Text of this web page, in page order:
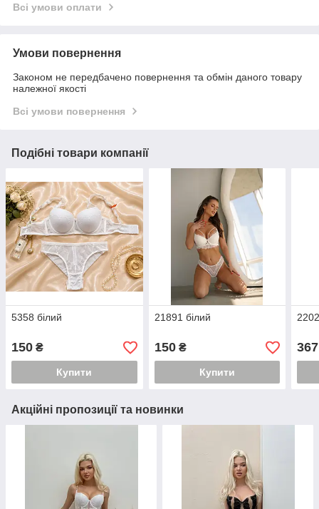
Всі умови оплати
Умови повернення
Законом не передбачено повернення та обмін даного товару
належної якості
Всі умови повернення
Подібні товари компанії
5358 білий
150 ₴
Купити
21891 білий
150₴
Купити
367
Акційні пропозиції та новинки